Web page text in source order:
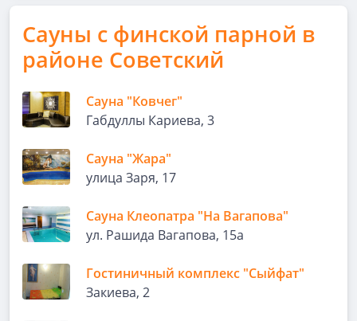
Сауны с финской парной в
районе Советский
Сауна "Ковчег"
Габдуллы Кариева, 3
Сауна "Жара"
улица Заря, 17
Сауна Клеопатра "На Вагапова"
ул. Рашида Вагапова, 15а
Гостиничный комплекс "Сыйфат"
Закиева, 2